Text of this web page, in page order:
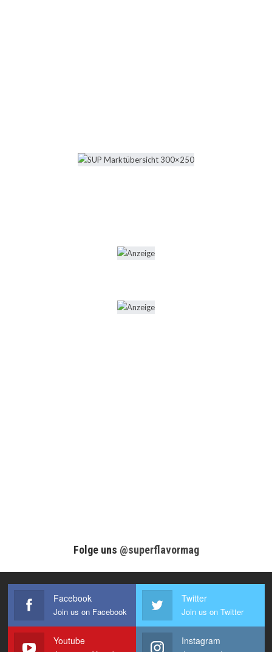
Folge uns @superflavormag
Facebook
Join us on Facebook
Twitter
Join us on Twitter
Youtube Instagram